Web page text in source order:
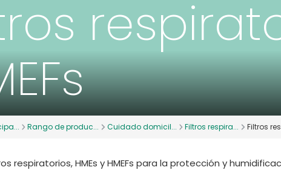
Rango de produc... Cuidado domicil... Filtros respira... Filtros
respiratorios, HMEs y HMEFs para la protección y